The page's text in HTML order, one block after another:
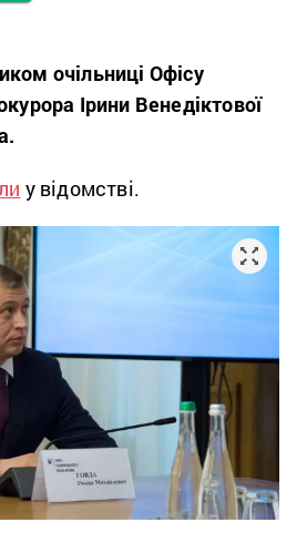
очільниці Офісу
Ірини Венедіктової
у відомстві.